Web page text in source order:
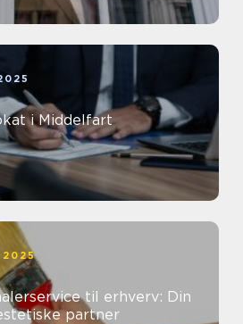
i Middelfart
til erhverv: Din
partner